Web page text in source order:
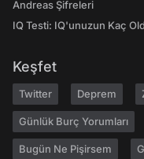
Andreas Şifreleri
IQ Testi: IQ'unuzun Kaç
Keşfet
Twitter Deprem
Günlük Burç Yorumları
Bugün Ne Pişirsem